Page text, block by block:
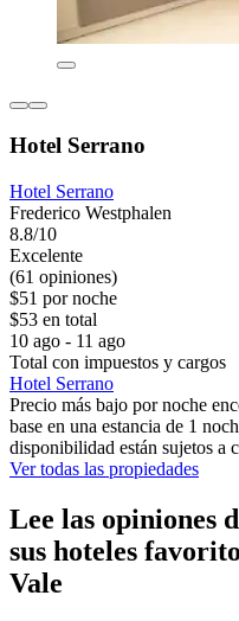
Hotel Serrano
Hotel Serrano
Frederico Westphalen
8.8/10
Excelente
(61 opiniones)
$51 por noche
$53 en total
10 ago - 11 ago
Total con impuestos y cargos
Hotel Serrano
Precio más bajo por noche
base en una estancia de 1
disponibilidad están sujetos a
Ver todas las propiedades
Lee las opiniones
sus hoteles
Vale